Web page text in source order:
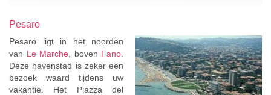
Pesaro
Pesaro ligt in het noorden
van Le Marche , boven Fano
Deze havenstad is zeker een
bezoek waard tijdens uw
vakantie. Het Piazza del